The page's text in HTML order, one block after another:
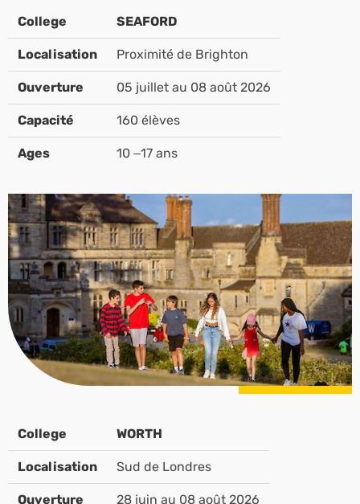
College SEAFORD
Localisation Proximité de Brighton
Ouverture 05 juillet au 08 août 2026
Capacité 160 élèves
Ages 10 –17 ans
College WORTH
Localisation Sud de Londres
Ouverture 28 juin au 08 août 2026